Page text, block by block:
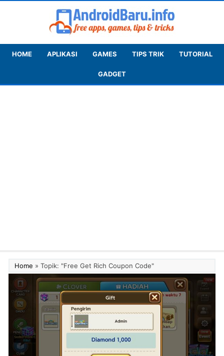
HOME APLIKASI GAMES TIPS TRIK TUTORIAL
GADGET
Home » Topik: "Free Get Rich Coupon Code"